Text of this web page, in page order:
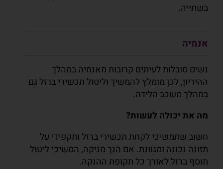
בשתייה.
אנמיה
נשים סובלות לעיתים קרובות מאנמיה במהלך
ההיריון, לכן מומלץ להמשיך וליטול תכשירי ברזל גם
במהלך משכב הלידה.
מה את יכולה לעשות?
חשוב שתמשיכי לקחת תכשירי ברזל ותקפידי על
תזונה נכונה ומגוונת. אם הנך מניקה, המשיכי ליטול
תוסף ברזל לאורך כל תקופת ההנקה.